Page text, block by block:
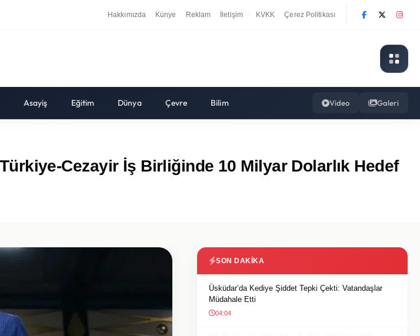
Hakkımızda Künye Reklam İletişim KVKK Çerez Politikası
Asayiş Eğitim Dünya Çevre Bilim Video Galeri
Cezayir İş Birliğinde 10 Milyar Dolarlık Hedef
SON DAKIKA
Üsküdar’da Kediye Şiddet Tepki Çekti: Vatandaşlar
Müdahale Etti
04:04